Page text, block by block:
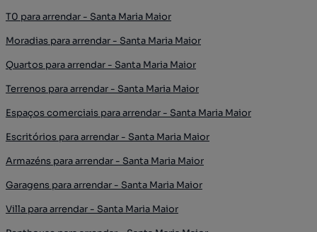
T0 para arrendar - Santa Maria Maior
Moradias para arrendar - Santa Maria Maior
Quartos para arrendar - Santa Maria Maior
Terrenos para arrendar - Santa Maria Maior
Espaços comerciais para arrendar - Santa Maria Maior
Escritórios para arrendar - Santa Maria Maior
Armazéns para arrendar - Santa Maria Maior
Garagens para arrendar - Santa Maria Maior
Villa para arrendar - Santa Maria Maior